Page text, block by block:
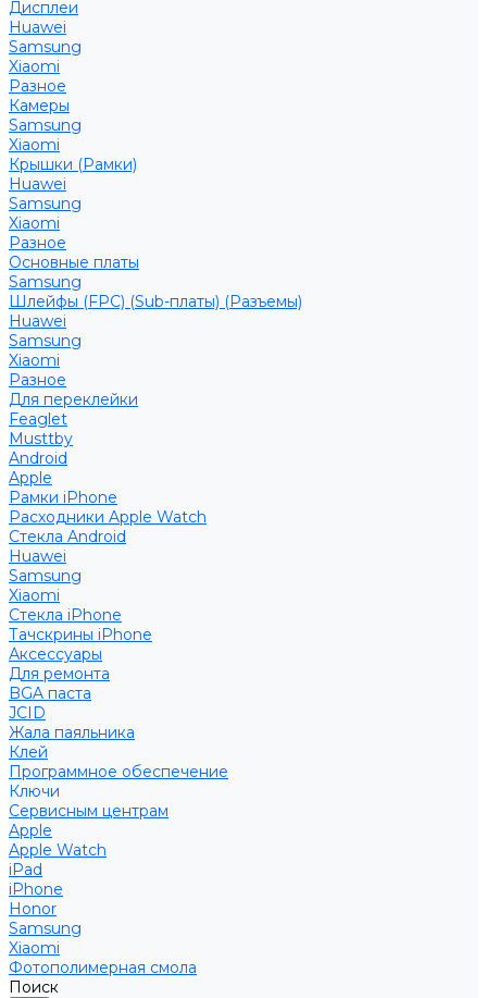
Дисплеи
Huawei
Samsung
Xiaomi
Разное
Камеры
Samsung
Xiaomi
Крышки (Рамки)
Huawei
Samsung
Xiaomi
Разное
Основные платы
Samsung
Шлейфы (FPC) (Sub-платы) (Разъемы)
Huawei
Samsung
Xiaomi
Разное
Для переклейки
Feaglet
Musttby
Android
Apple
Рамки iPhone
Расходники Apple Watch
Стекла Android
Huawei
Samsung
Xiaomi
Стекла iPhone
Тачскрины iPhone
Аксессуары
Для ремонта
BGA паста
JCID
Жала паяльника
Клей
Программное обеспечение
Ключи
Сервисным центрам
Apple
Apple Watch
iPad
iPhone
Honor
Samsung
Xiaomi
Фотополимерная смола
Поиск